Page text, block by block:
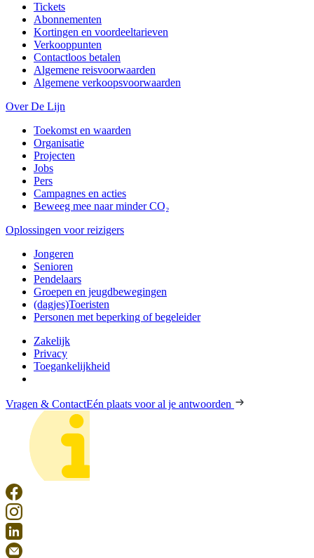
Tickets
Abonnementen
Kortingen en voordeeltarieven
Verkooppunten
Contactloos betalen
Algemene reisvoorwaarden
Algemene verkoopsvoorwaarden
Over De Lijn
Toekomst en waarden
Organisatie
Projecten
Jobs
Pers
Campagnes en acties
Beweeg mee naar minder CO₂
Oplossingen voor reizigers
Jongeren
Senioren
Pendelaars
Groepen en jeugdbewegingen
(dagjes)Toeristen
Personen met beperking of begeleider
Zakelijk
Privacy
Toegankelijkheid
Vragen & ContactEén plaats voor al je antwoorden